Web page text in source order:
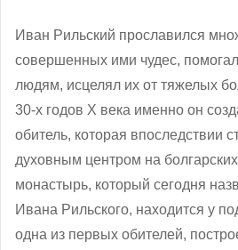
Иван Рильский прославился
совершенных ими чудес,
людям, исцелял их от тяжелых
30-х годов Х века именно он
обитель, которая впоследствии
духовным центром на
монастырь, который сегодня
Ивана Рильского, находится у
одна из первых обителей,